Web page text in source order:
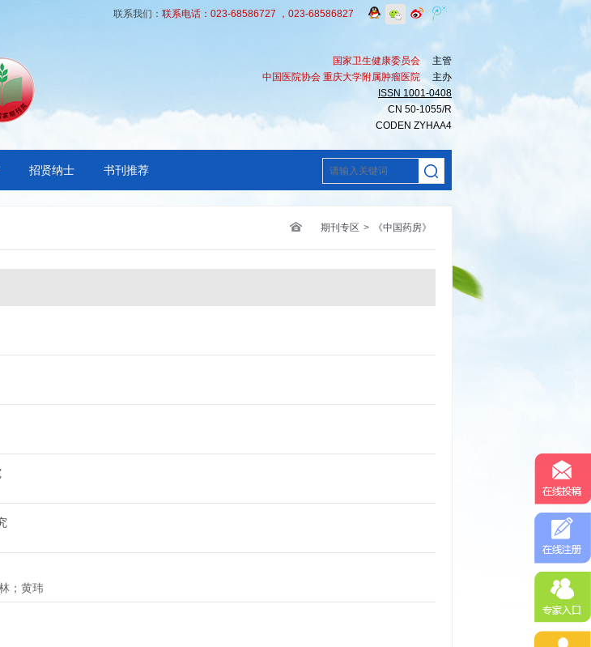
联系我们： 联系电话：023-68586727 ，023-68586827
国家卫生健康委员会
主管
中国医院协会 重庆大学附属肿瘤医院
主办
ISSN 1001-0408
CN 50-1055/R
CODEN ZYHAA4
招贤纳士 书刊推荐
期刊专区 > 《中国药房》
；黄玮